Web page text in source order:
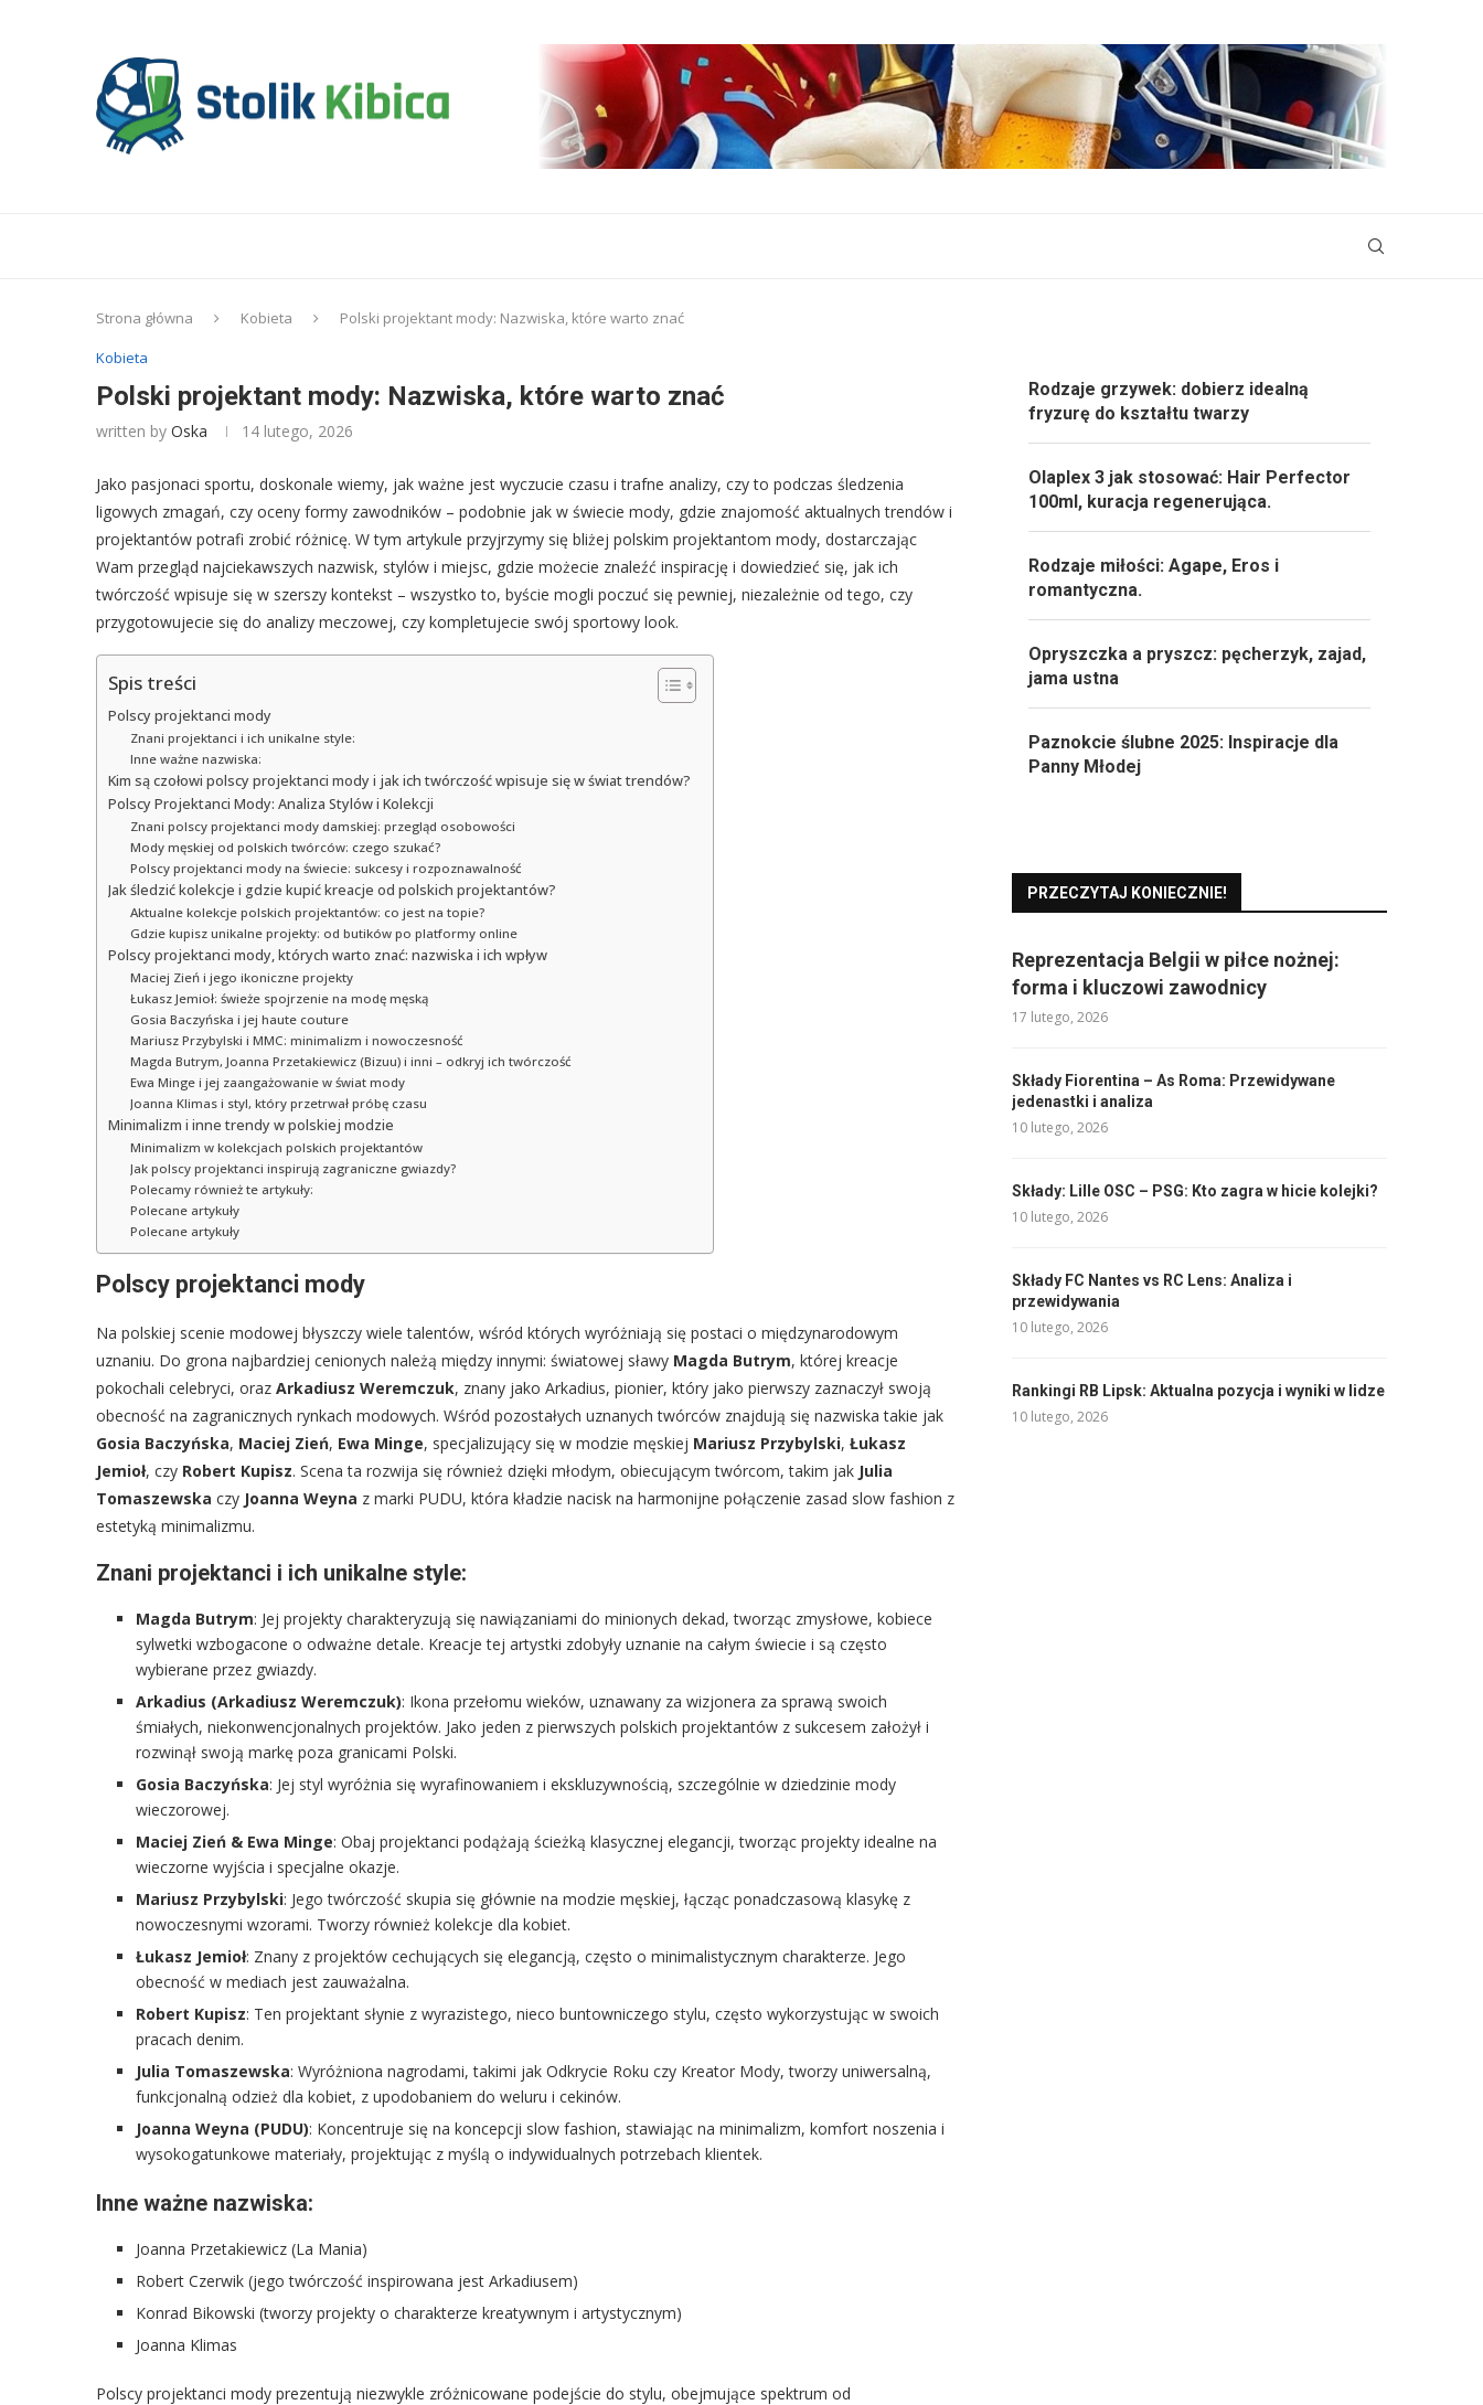
Strona główna Kobieta
Polski projektant mody: Nazwiska, które warto znać
Kobieta
Polski projektant mody: Nazwiska, które warto znać
written by Oska 14 lutego, 2026
Jako pasjonaci sportu, doskonale wiemy, jak ważne jest wyczucie czasu i trafne analizy, czy to podczas śledzenia
ligowych zmagań, czy oceny formy zawodników – podobnie jak w świecie mody, gdzie znajomość aktualnych trendów i
projektantów potrafi zrobić różnicę. W tym artykule przyjrzymy się bliżej polskim projektantom mody, dostarczając
Wam przegląd najciekawszych nazwisk, stylów i miejsc, gdzie możecie znaleźć inspirację i dowiedzieć się, jak ich
twórczość wpisuje się w szerszy kontekst – wszystko to, byście mogli poczuć się pewniej, niezależnie od tego, czy
przygotowujecie się do analizy meczowej, czy kompletujecie swój sportowy look.
Spis treści
Polscy projektanci mody
Znani projektanci i ich unikalne style:
Inne ważne nazwiska:
Kim są czołowi polscy projektanci mody i jak ich twórczość wpisuje się w świat trendów?
Polscy Projektanci Mody: Analiza Stylów i Kolekcji
Znani polscy projektanci mody damskiej: przegląd osobowości
Mody męskiej od polskich twórców: czego szukać?
Polscy projektanci mody na świecie: sukcesy i rozpoznawalność
Jak śledzić kolekcje i gdzie kupić kreacje od polskich projektantów?
Aktualne kolekcje polskich projektantów: co jest na topie?
Gdzie kupisz unikalne projekty: od butików po platformy online
Polscy projektanci mody, których warto znać: nazwiska i ich wpływ
Maciej Zień i jego ikoniczne projekty
Łukasz Jemioł: świeże spojrzenie na modę męską
Gosia Baczyńska i jej haute couture
Mariusz Przybylski i MMC: minimalizm i nowoczesność
Magda Butrym, Joanna Przetakiewicz (Bizuu) i inni – odkryj ich twórczość
Ewa Minge i jej zaangażowanie w świat mody
Joanna Klimas i styl, który przetrwał próbę czasu
Minimalizm i inne trendy w polskiej modzie
Minimalizm w kolekcjach polskich projektantów
Jak polscy projektanci inspirują zagraniczne gwiazdy?
Polecamy również te artykuły:
Polecane artykuły
Polecane artykuły
Polscy projektanci mody
Na polskiej scenie modowej błyszczy wiele talentów, wśród których wyróżniają się postaci o międzynarodowym
uznaniu. Do grona najbardziej cenionych należą między innymi: światowej sławy Magda Butrym, której kreacje
pokochali celebryci, oraz Arkadiusz Weremczuk, znany jako Arkadius, pionier, który jako pierwszy zaznaczył swoją
obecność na zagranicznych rynkach modowych. Wśród pozostałych uznanych twórców znajdują się nazwiska takie jak
Gosia Baczyńska, Maciej Zień, Ewa Minge, specjalizujący się w modzie męskiej Mariusz Przybylski, Łukasz
Jemioł, czy Robert Kupisz. Scena ta rozwija się również dzięki młodym, obiecującym twórcom, takim jak Julia
Tomaszewska czy Joanna Weyna z marki PUDU, która kładzie nacisk na harmonijne połączenie zasad slow fashion z
estetyką minimalizmu.
Znani projektanci i ich unikalne style:
Magda Butrym: Jej projekty charakteryzują się nawiązaniami do minionych dekad, tworząc zmysłowe, kobiece
sylwetki wzbogacone o odważne detale. Kreacje tej artystki zdobyły uznanie na całym świecie i są często
wybierane przez gwiazdy.
Arkadius (Arkadiusz Weremczuk): Ikona przełomu wieków, uznawany za wizjonera za sprawą swoich
śmiałych, niekonwencjonalnych projektów. Jako jeden z pierwszych polskich projektantów z sukcesem założył i
rozwinął swoją markę poza granicami Polski.
Gosia Baczyńska: Jej styl wyróżnia się wyrafinowaniem i ekskluzywnością, szczególnie w dziedzinie mody
wieczorowej.
Maciej Zień & Ewa Minge: Obaj projektanci podążają ścieżką klasycznej elegancji, tworząc projekty idealne na
wieczorne wyjścia i specjalne okazje.
Mariusz Przybylski: Jego twórczość skupia się głównie na modzie męskiej, łącząc ponadczasową klasykę z
nowoczesnymi wzorami. Tworzy również kolekcje dla kobiet.
Łukasz Jemioł: Znany z projektów cechujących się elegancją, często o minimalistycznym charakterze. Jego
obecność w mediach jest zauważalna.
Robert Kupisz: Ten projektant słynie z wyrazistego, nieco buntowniczego stylu, często wykorzystując w swoich
pracach denim.
Julia Tomaszewska: Wyróżniona nagrodami, takimi jak Odkrycie Roku czy Kreator Mody, tworzy uniwersalną,
funkcjonalną odzież dla kobiet, z upodobaniem do weluru i cekinów.
Joanna Weyna (PUDU): Koncentruje się na koncepcji slow fashion, stawiając na minimalizm, komfort noszenia i
wysokogatunkowe materiały, projektując z myślą o indywidualnych potrzebach klientek.
Inne ważne nazwiska:
Joanna Przetakiewicz (La Mania)
Robert Czerwik (jego twórczość inspirowana jest Arkadiusem)
Konrad Bikowski (tworzy projekty o charakterze kreatywnym i artystycznym)
Joanna Klimas
Polscy projektanci mody prezentują niezwykle zróżnicowane podejście do stylu, obejmujące spektrum od
Rodzaje grzywek: dobierz idealną
fryzurę do kształtu twarzy
Olaplex 3 jak stosować: Hair Perfector
100ml, kuracja regenerująca.
Rodzaje miłości: Agape, Eros i
romantyczna.
Opryszczka a pryszcz: pęcherzyk, zajad,
jama ustna
Paznokcie ślubne 2025: Inspiracje dla
Panny Młodej
PRZECZYTAJ KONIECZNIE!
Reprezentacja Belgii w piłce nożnej:
forma i kluczowi zawodnicy
17 lutego, 2026
Składy Fiorentina – As Roma: Przewidywane
jedenastki i analiza
10 lutego, 2026
Składy: Lille OSC – PSG: Kto zagra w hicie kolejki?
10 lutego, 2026
Składy FC Nantes vs RC Lens: Analiza i
przewidywania
10 lutego, 2026
Rankingi RB Lipsk: Aktualna pozycja i wyniki w lidze
10 lutego, 2026